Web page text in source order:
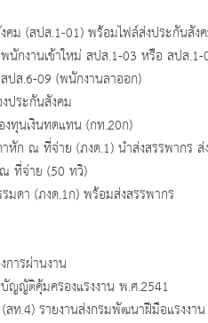
คม (สปส.1-01) พร้อมไฟล์ส่งประกันสัง
นักงานเข้าใหม่ สปส.1-03 หรือ สปส
ปส.6-09 (พนักงานลาออก)
ประกันสังคม
งทุนเงินทดแทน (กท.20ก)
หัก ณ ที่จ่าย (ภงด.1) นำส่งสรรพากร ส่
ที่จ่าย (50 ทวิ)
มดา (ภงด.1ก) พร้อมส่งสรรพากร
การผ่านงาน
ญญัติคุ้มครองแรงงาน พ.ศ.2541
ท.4) รายงานส่งกรมพัฒนาฝีมือแรงงาน